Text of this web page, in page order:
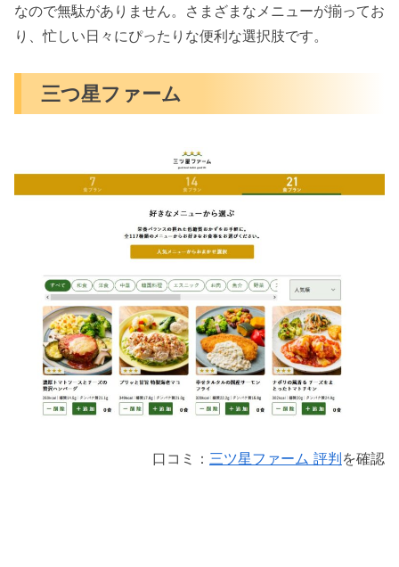
なので無駄がありません。さまざまなメニューが揃ってお
り、忙しい日々にぴったりな便利な選択肢です。
三つ星ファーム
口コミ： 三ツ星ファーム 評判を確認